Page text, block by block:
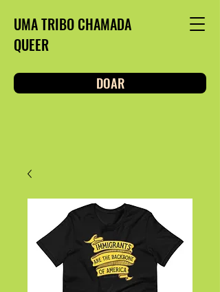
UMA TRIBO CHAMADA
QUEER
DOAR